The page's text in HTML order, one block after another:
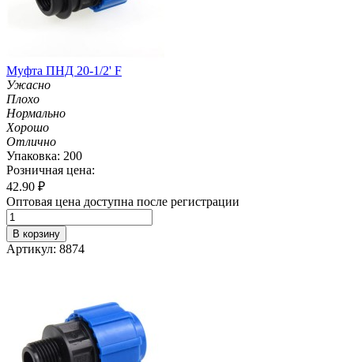
Муфта ПНД 20-1/2' F
Ужасно
Плохо
Нормально
Хорошо
Отлично
Упаковка: 200
Розничная цена:
42.90 ₽
Оптовая цена доступна после регистрации
В корзину
Артикул: 8874